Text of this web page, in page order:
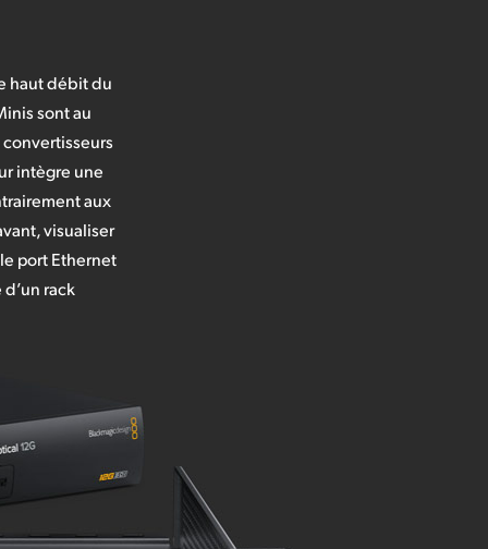
haut débit du
sont au
intègre une
aux
visualiser
port Ethernet
rack